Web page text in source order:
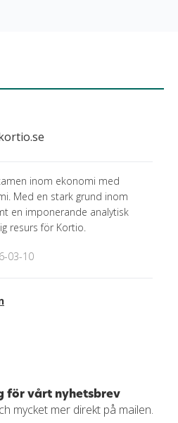
inom ekonomi med
Med en stark grund inom
en imponerande analytisk
resurs för Kortio.
03-10
för vårt nyhetsbrev
mycket mer direkt på mailen.